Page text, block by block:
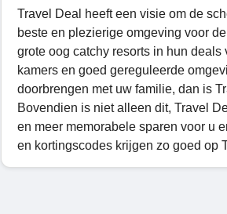
Travel Deal heeft een visie om de
beste en plezierige omgeving voor
grote oog catchy resorts in hun
kamers en goed gereguleerde
doorbrengen met uw familie, dan is
Bovendien is niet alleen dit, Travel
en meer memorabele sparen voor u
en kortingscodes krijgen zo goed op